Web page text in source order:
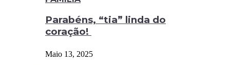
Parabéns, “tia” linda do
coração!
Maio 13, 2025